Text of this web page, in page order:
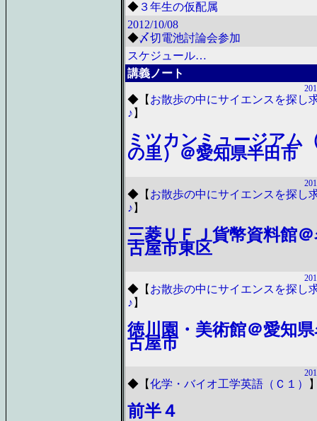
◆ ３年生の仮配属
2012/10/08
◆〆切電池討論会参加
スケジュール…
講義ノート
◆ 【 お散歩の中にサイエンスを探し
♪ 】
ミツカンミュージアム
の里）＠愛知県半田市
◆ 【 お散歩の中にサイエンスを探し
♪ 】
三菱ＵＦＪ貨幣資料館
古屋市東区
◆ 【 お散歩の中にサイエンスを探し
♪ 】
徳川園・美術館＠愛知
古屋市
◆ 【化学・バイオ工学英語（Ｃ１）
前半４